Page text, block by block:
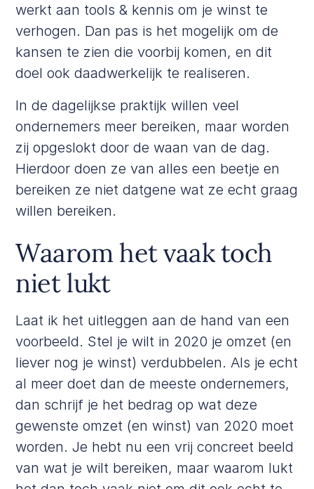
werkt aan tools & kennis om je winst te
verhogen. Dan pas is het mogelijk om de
kansen te zien die voorbij komen, en dit
doel ook daadwerkelijk te realiseren.
In de dagelijkse praktijk willen veel
ondernemers meer bereiken, maar worden
zij opgeslokt door de waan van de dag.
Hierdoor doen ze van alles een beetje en
bereiken ze niet datgene wat ze echt graag
willen bereiken.
Waarom het vaak toch
niet lukt
Laat ik het uitleggen aan de hand van een
voorbeeld. Stel je wilt in 2020 je omzet (en
liever nog je winst) verdubbelen. Als je echt
al meer doet dan de meeste ondernemers,
dan schrijf je het bedrag op wat deze
gewenste omzet (en winst) van 2020 moet
worden. Je hebt nu een vrij concreet beeld
van wat je wilt bereiken, maar waarom lukt